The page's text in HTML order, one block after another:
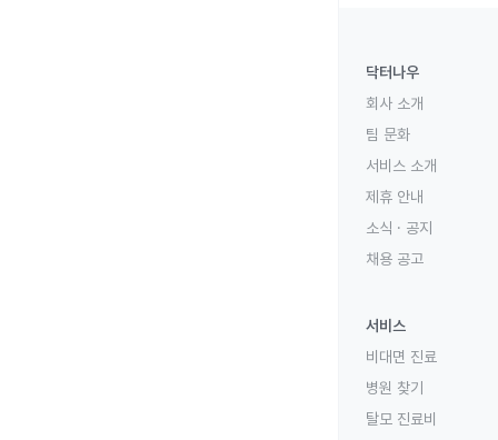
닥터나우
회사 소개
팀 문화
서비스 소개
제휴 안내
소식 · 공지
채용 공고
서비스
비대면 진료
병원 찾기
탈모 진료비